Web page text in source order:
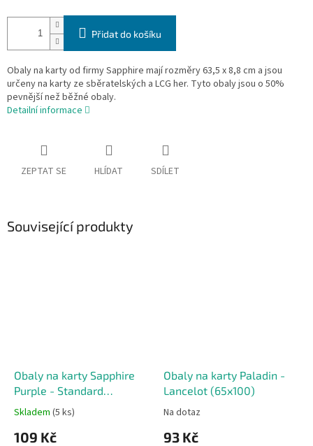
Přidat do košíku
Obaly na karty od firmy Sapphire mají rozměry 63,5 x 8,8 cm a jsou
určeny na karty ze sběratelských a LCG her. Tyto obaly jsou o 50%
pevnější než běžné obaly.
Detailní informace
ZEPTAT SE HLÍDAT SDÍLET
Související produkty
Obaly na karty Sapphire
Purple - Standard
American (56x87)
Skladem (5 ks)
109 Kč
Obaly na karty Paladin -
Lancelot (65x100)
Na dotaz
93 Kč